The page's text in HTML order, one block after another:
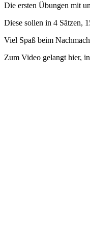
Die ersten Übungen mit
Diese sollen in 4 Sätzen,
Viel Spaß beim
Zum Video gelangt hier,